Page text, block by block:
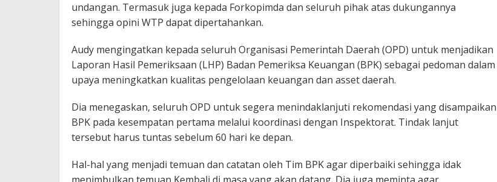
undangan. Termasuk juga kepada Forkopimda dan seluruh pihak atas dukungannya
sehingga opini WTP dapat dipertahankan.
Audy mengingatkan kepada seluruh Organisasi Pemerintah Daerah (OPD) untuk menjadikan
Laporan Hasil Pemeriksaan (LHP) Badan Pemeriksa Keuangan (BPK) sebagai pedoman dalam
upaya meningkatkan kualitas pengelolaan keuangan dan asset daerah.
Dia menegaskan, seluruh OPD untuk segera menindaklanjuti rekomendasi yang disampaikan
BPK pada kesempatan pertama melalui koordinasi dengan Inspektorat. Tindak lanjut
tersebut harus tuntas sebelum 60 hari ke depan.
Hal-hal yang menjadi temuan dan catatan oleh Tim BPK agar diperbaiki sehingga idak